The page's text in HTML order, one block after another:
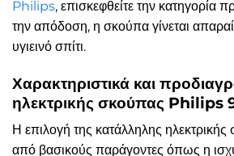
Philips, επισκεφθείτε την κατηγορία
την απόδοση, η σκούπα γίνεται
υγιεινό σπίτι.
Χαρακτηριστικά και
ηλεκτρικής σκούπας Philips
Η επιλογή της κατάλληλης ηλεκτρικής
από βασικούς παράγοντες όπως η